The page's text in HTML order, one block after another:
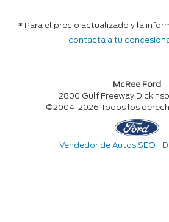
* Para el precio actualizado y la
contacta a tu
McRee Ford
2800 Gulf Freeway
©2004-2026 Todos los
Vendedor de Autos SEO